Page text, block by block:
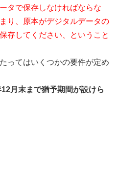
タで保存しなければならな
り、原本がデジタルデータの
存してください、ということ
ってはいくつかの要件が定め
月末まで猶予期間が設けら